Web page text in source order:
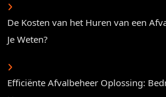
De Kosten van het Huren van een
Je Weten?
Efficiënte Afvalbeheer Oplossing: